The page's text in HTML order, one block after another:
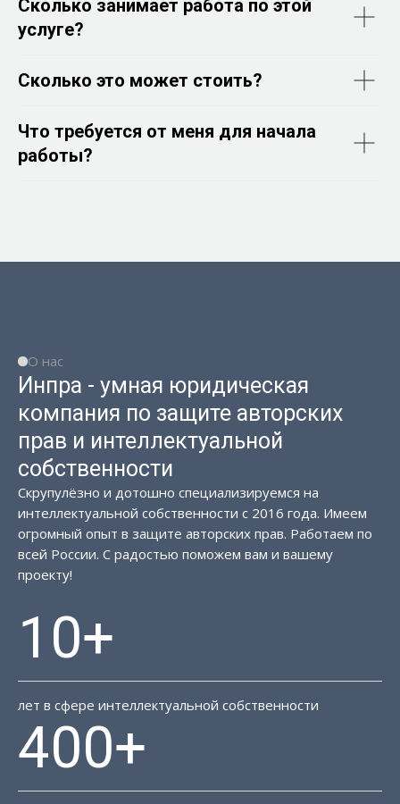
Сколько занимает работа по этой
услуге?
Сколько это может стоить?
Что требуется от меня для начала
работы?
О нас
Инпра - умная юридическая
компания по защите авторских
прав и интеллектуальной
собственности
Скрупулёзно и дотошно специализируемся на
интеллектуальной собственности с 2016 года. Имеем
огромный опыт в защите авторских прав. Работаем по
всей России. С радостью поможем вам и вашему
проекту!
10+
лет в сфере интеллектуальной собственности
400+